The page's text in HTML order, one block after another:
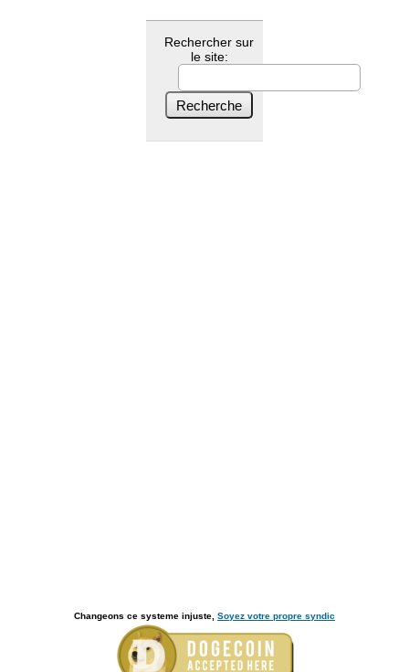
Rechercher sur
le site:
Changeons ce systeme injuste, Soyez votre propre syndic